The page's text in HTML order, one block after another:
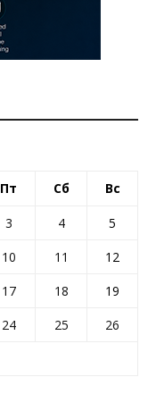
Пт Сб Вс
3 4
5
10 11
12
17 18
19
24 25
26